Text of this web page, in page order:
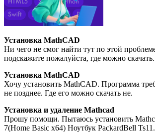
Установка MathCAD
Ни чего не смог найти тут по этой
подскажите пожалуйста, где можно скачать.
Установка MathCAD
Хочу установить MathCAD. Программа
не позднее. Где его можно скачать не.
Установка и удаление Mathcad
Прошу помощи. Пытаюсь установить
7(Home Basic x64) Ноутбук PackardBell Ts11.